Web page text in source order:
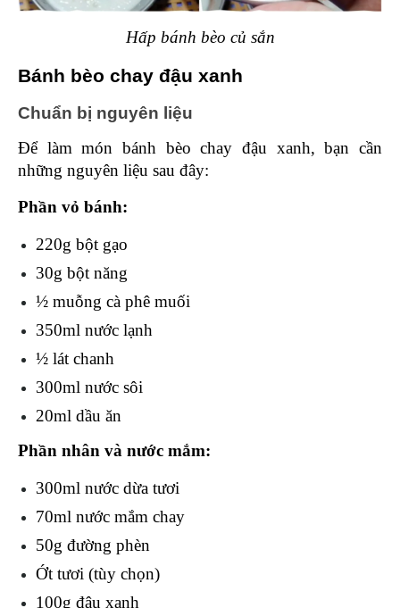
Hấp bánh bèo củ sắn
Bánh bèo chay đậu xanh
Chuẩn bị nguyên liệu
Để làm món bánh bèo chay đậu xanh, bạn cần
những nguyên liệu sau đây:
Phần vỏ bánh:
220g bột gạo
30g bột năng
½ muỗng cà phê muối
350ml nước lạnh
½ lát chanh
300ml nước sôi
20ml dầu ăn
Phần nhân và nước mắm:
300ml nước dừa tươi
70ml nước mắm chay
50g đường phèn
Ớt tươi (tùy chọn)
100g đậu xanh